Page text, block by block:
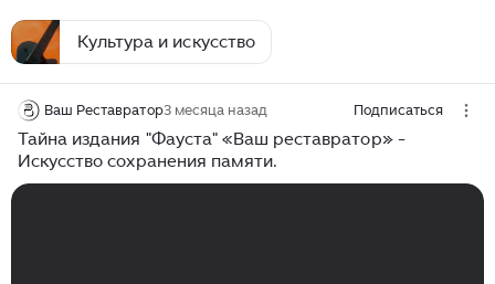
Культура и искусство
Ваш Реставратор3 месяца назад Подписаться
Тайна издания "Фауста" «Ваш реставратор» -
Искусство сохранения памяти.